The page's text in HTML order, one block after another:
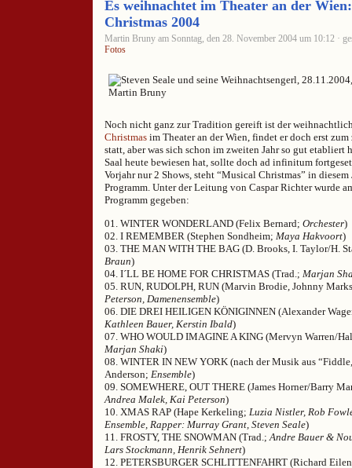
Es weihnachtet im Theater an der
Christmas 2004
Martin Bruny am Sonntag, den 28. November 2004 um 10:12 ·
Fotos
Noch nicht ganz zur Tradition gereift ist der
Christmas im Theater an der Wien, findet er doch erst
statt, aber was sich schon im zweiten Jahr so gut etabliert
Saal heute bewiesen hat, sollte doch ad infinitum
Vorjahr nur 2 Shows, steht “Musical Christmas” in
Programm. Unter der Leitung von Caspar Richter wurde
Programm gegeben:
01. WINTER WONDERLAND (Felix Bernard; Orchester)
02. I REMEMBER (Stephen Sondheim; Maya Hakvoort)
03. THE MAN WITH THE BAG (D. Brooks, I. Taylor/H.
Braun)
04. I´LL BE HOME FOR CHRISTMAS (Trad.; Marjan
05. RUN, RUDOLPH, RUN (Marvin Brodie, Johnny
Peterson, Damenensemble)
06. DIE DREI HEILIGEN KÖNIGINNEN (Alexander
Kathleen Bauer, Kerstin Ibald)
07. WHO WOULD IMAGINE A KING (Mervyn Warren/
Marjan Shaki)
08. WINTER IN NEW YORK (nach der Musik aus
Anderson; Ensemble)
09. SOMEWHERE, OUT THERE (James Horner/Barry
Andrea Malek, Kai Peterson)
10. XMAS RAP (Hape Kerkeling; Luzia Nistler, Rob
Ensemble, Rapper: Murray Grant, Steven Seale)
11. FROSTY, THE SNOWMAN (Trad.;Andre Bauer &
Lars Stockmann, Henrik Sehnert)
12. PETERSBURGER SCHLITTENFAHRT (Richard